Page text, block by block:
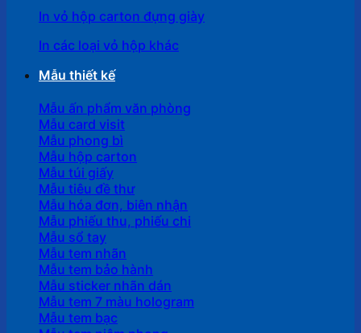
In vỏ hộp carton đựng giày
In các loại vỏ hộp khác
Mẫu thiết kế
Mẫu ấn phẩm văn phòng
Mẫu card visit
Mẫu phong bì
Mẫu hộp carton
Mẫu túi giấy
Mẫu tiêu đề thư
Mẫu hóa đơn, biên nhận
Mẫu phiếu thu, phiếu chi
Mẫu sổ tay
Mẫu tem nhãn
Mẫu tem bảo hành
Mẫu sticker nhãn dán
Mẫu tem 7 màu hologram
Mẫu tem bạc